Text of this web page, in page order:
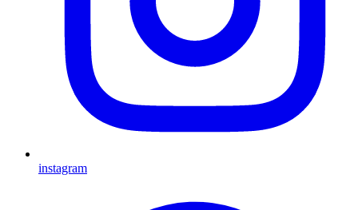
instagram